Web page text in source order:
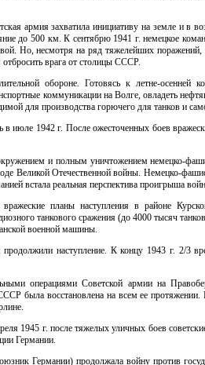
армия захватила инициативу на земле и в
до 500 км. К сентябрю 1941 г. немецкое
Но, несмотря на ряд тяжелейших поражений,
врага от столицы СССР.
обороне. Готовясь к летне-осенней
коммуникации на Волге, овладеть
для производства горючего для танков и
июле 1942 г. После ожесточенных боев
и полным уничтожением немецко-
Великой Отечественной войны. Немецко-
встала реальная перспектива проигрыша
планы наступления в районе
танкового сражения (до 4000 тысяч
военной машины.
наступление. К концу 1943 г. 2/3
операциями Советской армии на
была восстановлена на всем ее
1945 г. после тяжелых уличных боев
Германии.
Германии) продолжала войну против